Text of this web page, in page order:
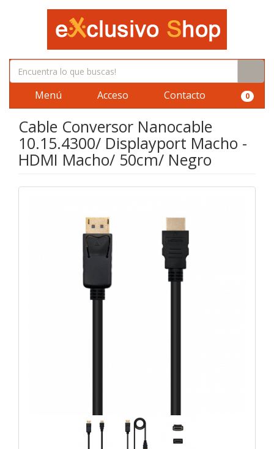
Menú Acceso Contacto 0
Cable Conversor Nanocable
10.15.4300/ Displayport Macho -
HDMI Macho/ 50cm/ Negro